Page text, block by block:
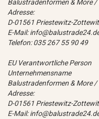
Balustradenformen & More /
Adresse:
D-01561 Priestewitz-
E-Mail:
Telefon: 035 267 55 90 49
EU Verantwortliche Person
Unternehmensname
Balustradenformen & More /
Adresse:
D-01561 Priestewitz-
E-Mail: